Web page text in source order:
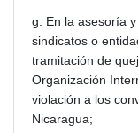
g. En la asesoría
sindicatos o
tramitación de
Organización
violación a los
Nicaragua;